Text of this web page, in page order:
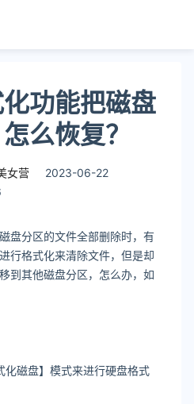
功能把磁盘
么恢复？
女营
2023-06-22
盘分区的文件全部删除时，有
行格式化来清除文件，但是却
到其他磁盘分区，怎么办，如
化磁盘】模式来进行硬盘格式